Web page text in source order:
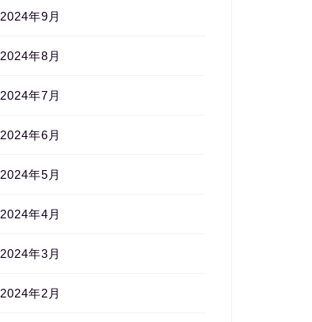
2024年9月
2024年8月
2024年7月
2024年6月
2024年5月
2024年4月
2024年3月
2024年2月